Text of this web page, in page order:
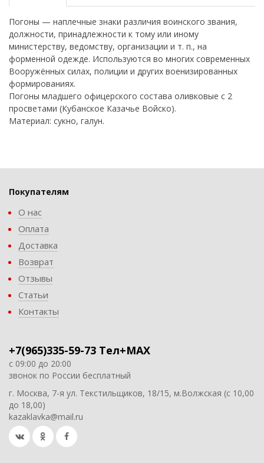
Погоны — наплечные знаки различия воинского звания,
должности, принадлежности к тому или иному
министерству, ведомству, организации и т. п., на
форменной одежде. Используются во многих современных
Вооружённых силах, полиции и других военизированных
формированиях.
Погоны младшего офицерского состава оливковые с 2
просветами (Кубанское Казачье Войско).
Материал: сукно, галун.
Покупателям
О нас
Оплата
Доставка
Возврат
Отзывы
Статьи
Контакты
+7(965)335-59-73 Тел+MAX
с 09:00 до 20:00
звонок по России бесплатный
г. Москва, 7-я ул. Текстильщиков, 18/15, м.Волжская (с 10,00
до 18,00)
kazaklavka@mail.ru